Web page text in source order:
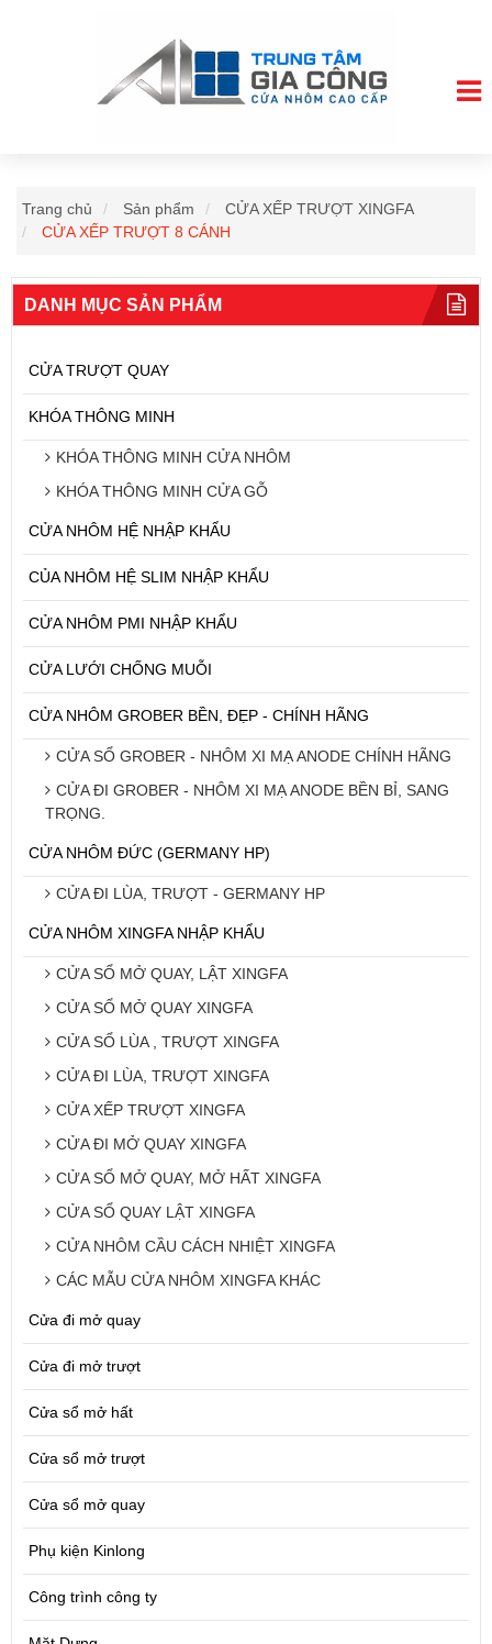
Trang chủ Sản phẩm
CỬA XẾP TRƯỢT XINGFA
CỬA XẾP TRƯỢT 8 CÁNH
DANH MỤC SẢN PHẨM
CỬA TRƯỢT QUAY
KHÓA THÔNG MINH
KHÓA THÔNG MINH CỬA NHÔM
KHÓA THÔNG MINH CỬA GỖ
CỬA NHÔM HỆ NHẬP KHẨU
CỦA NHÔM HỆ SLIM NHẬP KHẨU
CỬA NHÔM PMI NHẬP KHẨU
CỬA LƯỚI CHỐNG MUỖI
CỬA NHÔM GROBER BỀN, ĐẸP - CHÍNH HÃNG
CỬA SỔ GROBER - NHÔM XI MẠ ANODE CHÍNH HÃNG
CỬA ĐI GROBER - NHÔM XI MẠ ANODE BỀN BỈ, SANG
TRỌNG.
CỬA NHÔM ĐỨC (GERMANY HP)
CỬA ĐI LÙA, TRƯỢT - GERMANY HP
CỬA NHÔM XINGFA NHẬP KHẨU
CỬA SỔ MỞ QUAY, LẬT XINGFA
CỬA SỔ MỞ QUAY XINGFA
CỬA SỔ LÙA , TRƯỢT XINGFA
CỬA ĐI LÙA, TRƯỢT XINGFA
CỬA XẾP TRƯỢT XINGFA
CỬA ĐI MỞ QUAY XINGFA
CỬA SỔ MỞ QUAY, MỞ HẤT XINGFA
CỬA SỔ QUAY LẬT XINGFA
CỬA NHÔM CẦU CÁCH NHIỆT XINGFA
CÁC MẪU CỬA NHÔM XINGFA KHÁC
Cửa đi mở quay
Cửa đi mở trượt
Cửa sổ mở hất
Cửa sổ mở trượt
Cửa sổ mở quay
Phụ kiện Kinlong
Công trình công ty